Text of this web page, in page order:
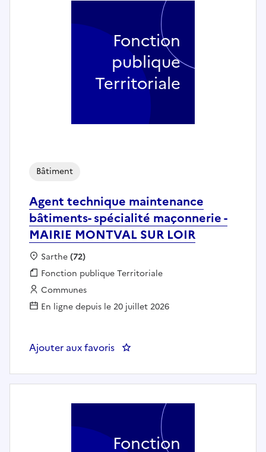
Agent technique maintenance
bâtiments- spécialité maçonnerie -
MAIRIE MONTVAL SUR LOIR
Bâtiment
Localisation :
Sarthe(72)
Fonction publique :
Fonction publique Territoriale
Employeur :
Communes
En ligne depuis le 20 juillet 2026
Ajouter aux favoris : Agent technique maintenance
Fonction
publique
Territoriale
Fonction